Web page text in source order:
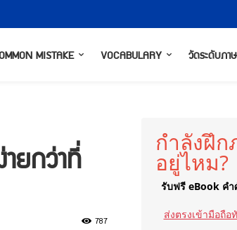
MISTAKE VOCABULARY วัดระดับภา
ยกว่าที่
787
กำลังฝึ
อยู่ไหม?
รับฟรี eBook คำ
ส่งตรงเข้ามือถือ